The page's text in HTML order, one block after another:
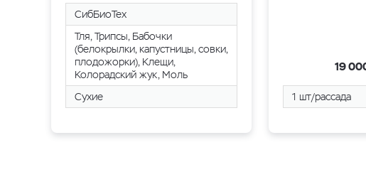
СибБиоТех
Тля, Трипсы, Бабочки
(белокрылки, капустницы, совки,
плодожорки), Клещи,
Колорадский жук, Моль
Сухие
19
1 шт/рассада